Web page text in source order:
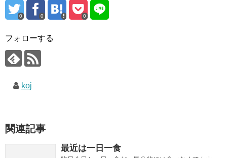
0 0 0
フォローする
koj
関連記事
最近は一日一食